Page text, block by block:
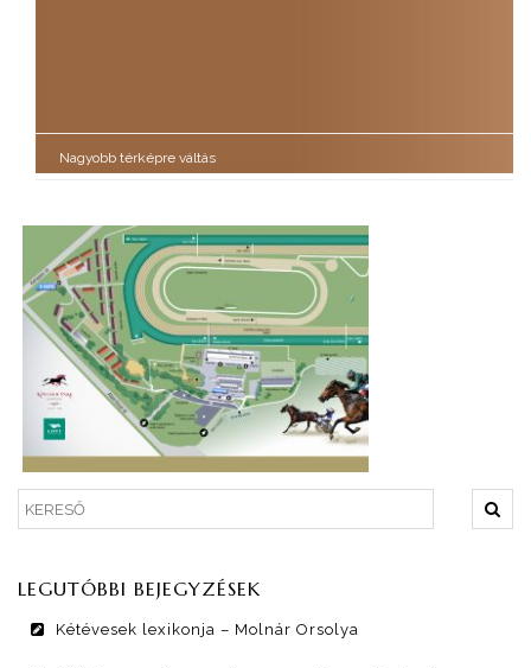
Nagyobb térképre váltás
LEGUTÓBBI BEJEGYZÉSEK
Kétévesek lexikonja – Molnár Orsolya